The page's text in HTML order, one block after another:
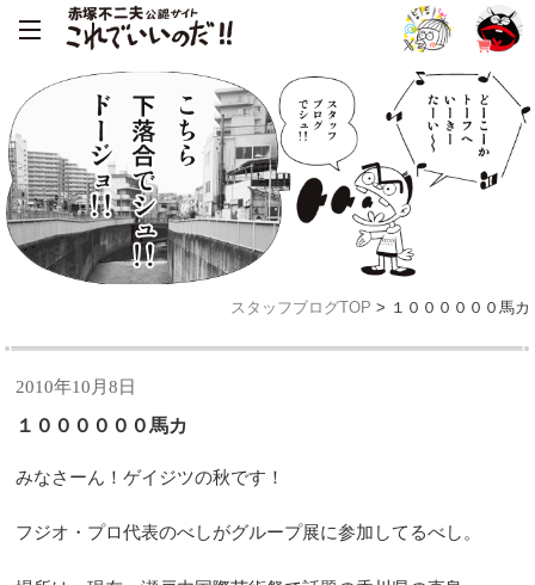
スタッフブログTOP > １００００００馬カ
2010年10月8日
１００００００馬カ
みなさーん！ゲイジツの秋です！
フジオ・プロ代表のべしがグループ展に参加してるべし。